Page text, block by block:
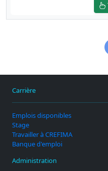
Carrière
Emplois disponibles
Stage
Travailler à CREFIMA
Banque d'emploi
Administration